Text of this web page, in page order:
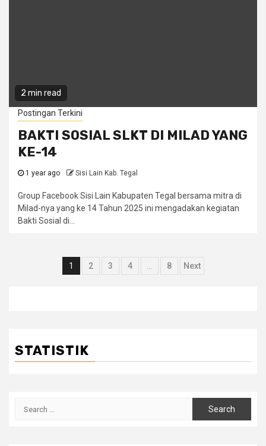
2 min read
Postingan Terkini
BAKTI SOSIAL SLKT DI MILAD YANG
KE-14
1 year ago Sisi Lain Kab. Tegal
Group Facebook Sisi Lain Kabupaten Tegal bersama mitra di
Milad-nya yang ke 14 Tahun 2025 ini mengadakan kegiatan
Bakti Sosial di...
Posts
1 2 3 4 8 Next
STATISTIK